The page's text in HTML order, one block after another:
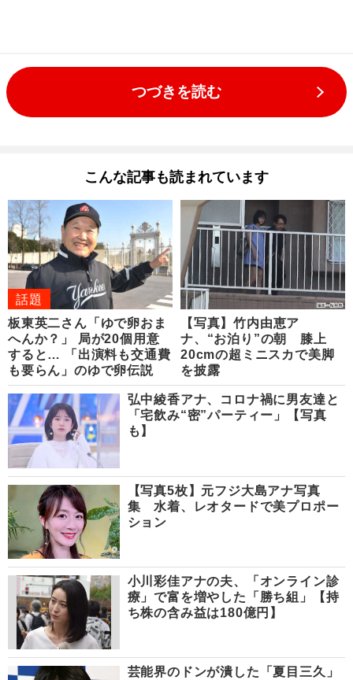
つづきを読む
こんな記事も読まれています
話題
板東英二さん「ゆで卵おま
へんか？」 局が20個用意
すると… 「出演料も交通費
も要らん」のゆで卵伝説
【写真】竹内由恵ア
ナ、“お泊り”の朝 膝上
20cmの超ミニスカで美脚
を披露
弘中綾香アナ、コロナ禍に男友達と
「宅飲み“密”パーティー」【写真
も】
【写真5枚】元フジ大島アナ写真
集 水着、レオタードで美プロポー
ション
小川彩佳アナの夫、「オンライン診
療」で富を増やした「勝ち組」【持
ち株の含み益は180億円】
芸能界のドンが潰した「夏目三久」